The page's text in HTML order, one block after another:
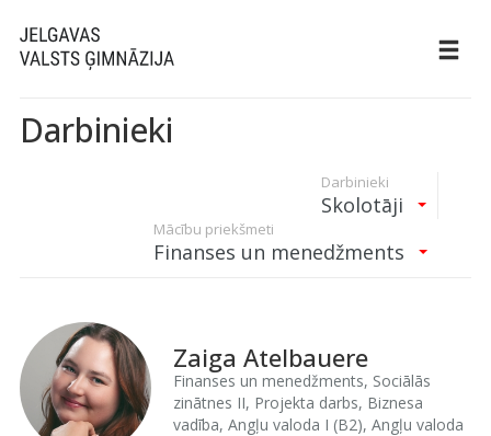
Darbinieki
Darbinieki
Skolotāji
Mācību priekšmeti
Finanses un menedžments
Zaiga Atelbauere
Finanses un menedžments, Sociālās
zinātnes II, Projekta darbs, Biznesa
vadība, Angļu valoda I (B2), Angļu valoda